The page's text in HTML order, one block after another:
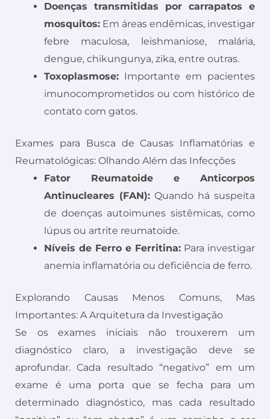
Doenças transmitidas por carrapatos e
mosquitos: Em áreas endêmicas, investigar
febre maculosa, leishmaniose, malária,
dengue, chikungunya, zika, entre outras.
Toxoplasmose: Importante em pacientes
imunocomprometidos ou com histórico de
contato com gatos.
Exames para Busca de Causas Inflamatórias e
Reumatológicas: Olhando Além das Infecções
Fator Reumatoide e Anticorpos
Antinucleares (FAN): Quando há suspeita
de doenças autoimunes sistêmicas, como
lúpus ou artrite reumatoide.
Níveis de Ferro e Ferritina: Para investigar
anemia inflamatória ou deficiência de ferro.
Explorando Causas Menos Comuns, Mas
Importantes: A Arquitetura da Investigação
Se os exames iniciais não trouxerem um
diagnóstico claro, a investigação deve se
aprofundar. Cada resultado “negativo” em um
exame é uma porta que se fecha para um
determinado diagnóstico, mas cada resultado